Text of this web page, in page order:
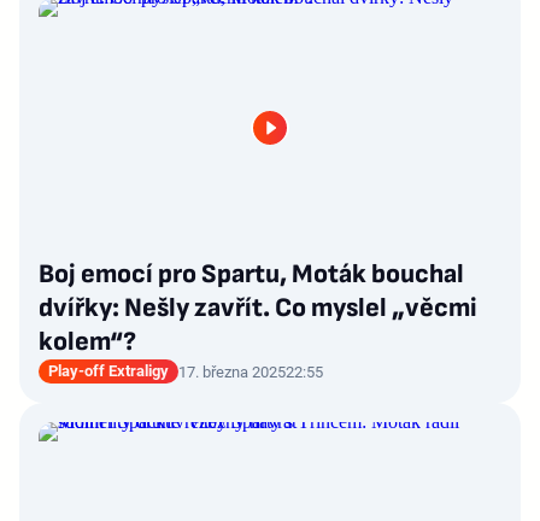
Boj emocí pro Spartu, Moták bouchal
dvířky: Nešly zavřít. Co myslel „věcmi
kolem“?
Play-off Extraligy 17. března 202522:55